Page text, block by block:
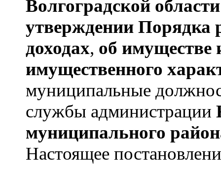
Волгоградской области
утверждении Порядка
доходах, об имуществе
имущественного
муниципальные
службы администрации
муниципального
Настоящее